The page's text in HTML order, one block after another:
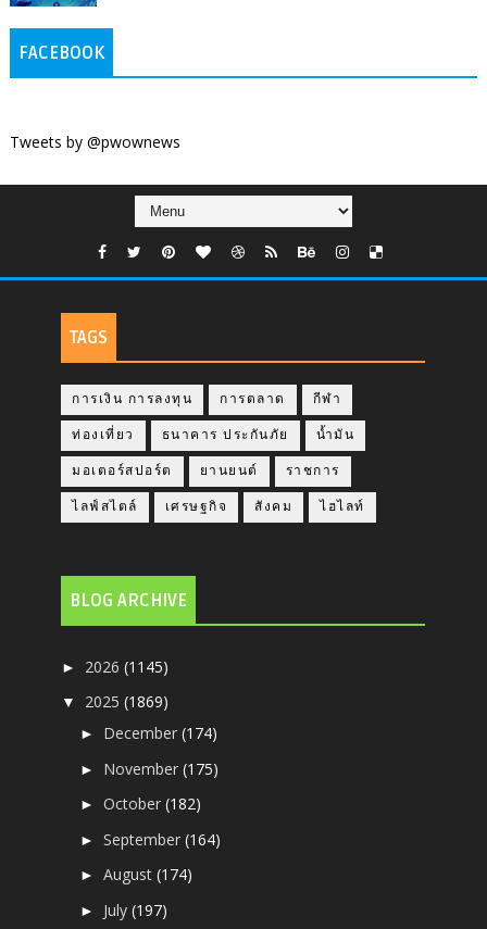
FACEBOOK
Tweets by @pwownews
TAGS
การเงิน การลงทุน การตลาด กีฬา
ท่องเที่ยว ธนาคาร ประกันภัย น้ำมัน
มอเตอร์สปอร์ต ยานยนต์ ราชการ
ไลฟ์สไตล์ เศรษฐกิจ สังคม ไฮไลท์
BLOG ARCHIVE
► 2026(1145)
▼ 2025(1869)
► December(174)
► November(175)
►October(182)
►September(164)
►August(174)
► July(197)